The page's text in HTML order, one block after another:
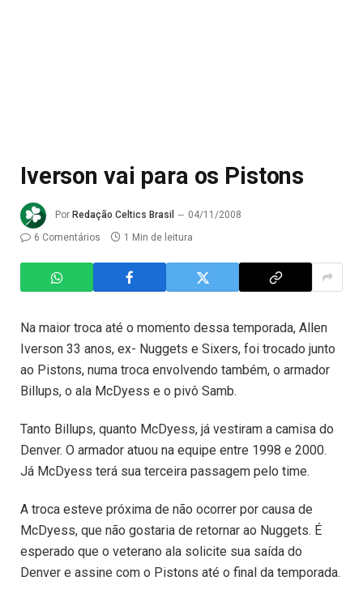
Iverson vai para os Pistons
Por Redação Celtics Brasil
04/11/2008
6 Comentários
1 Min de leitura
Na maior troca até o momento dessa temporada, Allen
Iverson 33 anos, ex- Nuggets e Sixers, foi trocado junto
ao Pistons, numa troca envolvendo também, o armador
Billups, o ala McDyess e o pivô Samb.
Tanto Billups, quanto McDyess, já vestiram a camisa do
Denver. O armador atuou na equipe entre 1998 e 2000.
Já McDyess terá sua terceira passagem pelo time.
A troca esteve próxima de não ocorrer por causa de
McDyess, que não gostaria de retornar ao Nuggets. É
esperado que o veterano ala solicite sua saída do
Denver e assine com o Pistons até o final da temporada.